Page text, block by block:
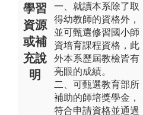
學習
資源
或補
充說
明
一、就讀本系除了取
得幼教師的資格外，
並可甄選修習國小師
資培育課程資格，此
外本系歷屆教檢皆有
亮眼的成績。
二、可甄選教育部所
補助的師培獎學金，
符合申請資格並通過